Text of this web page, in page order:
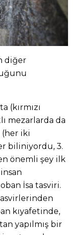
diğer
(kırmızı
mezarlarda da
(her iki
biliniyordu, 3.
önemli şey ilk
İsa tasviri.
kıyafetinde,
yapılmış bir